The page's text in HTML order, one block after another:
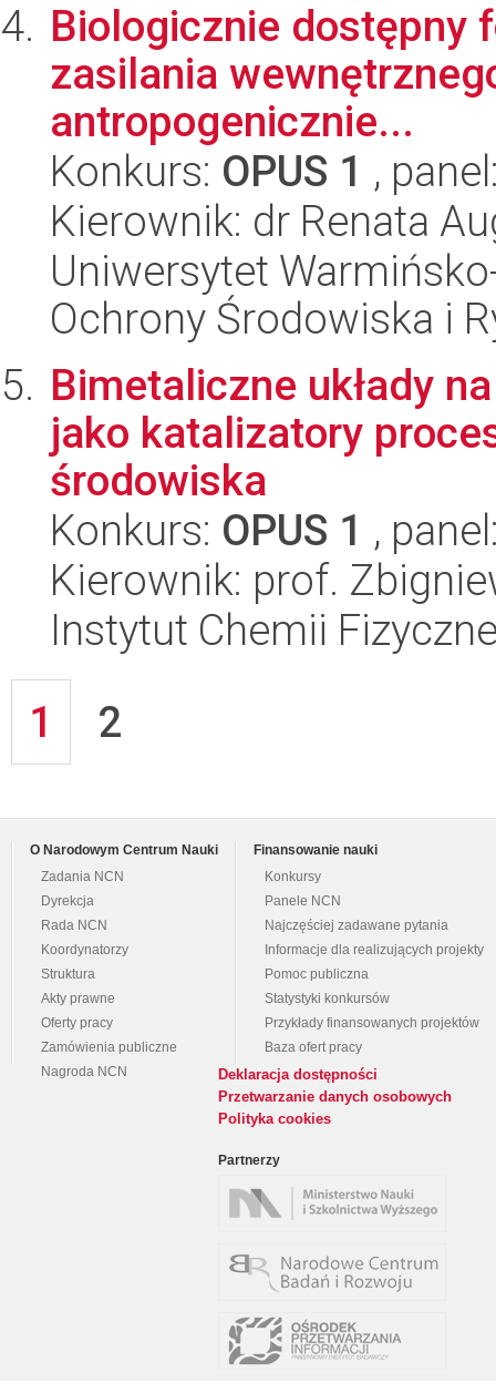
Biologicznie dostępny
zasilania
antropogenicznie...
Konkurs: OPUS 1 ,
Kierownik: dr Renata
Uniwersytet
Ochrony Środowiska i
Bimetaliczne układy
jako katalizatory
środowiska
Konkurs: OPUS 1 ,
Kierownik: prof.
Instytut Chemii
1
2
O Narodowym Centrum Nauki
Zadania NCN
Dyrekcja
Rada NCN
Koordynatorzy
Struktura
Akty prawne
Oferty pracy
Zamówienia publiczne
Nagroda NCN
Finansowanie nauki
Konkursy
Panele NCN
Najczęściej zadawane pytania
Informacje dla realizujących projekty
Pomoc publiczna
Statystyki konkursów
Przykłady finansowanych projektów
Baza ofert pracy
Deklaracja dostępności
Przetwarzanie danych osobowych
Polityka cookies
Partnerzy